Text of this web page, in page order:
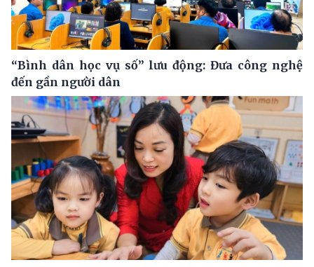
“Bình dân học vụ số” lưu động: Đưa công nghệ
đến gần người dân